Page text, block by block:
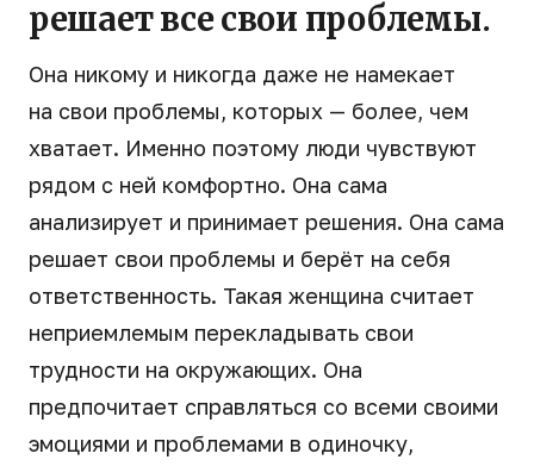
решает все свои проблемы.
Она никому и никогда даже не намекает
на свои проблемы, которых — более, чем
хватает. Именно поэтому люди чувствуют
рядом с ней комфортно. Она сама
анализирует и принимает решения. Она сама
решает свои проблемы и берёт на себя
ответственность. Такая женщина считает
неприемлемым перекладывать свои
трудности на окружающих. Она
предпочитает справляться со всеми своими
эмоциями и проблемами в одиночку,